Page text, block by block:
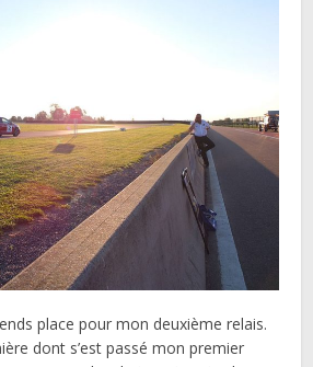
place pour mon deuxième relais.
dont s’est passé mon premier